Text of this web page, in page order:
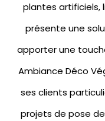
plantes artificiels,
présente une
apporter une
Ambiance Déco
ses clients
projets de pose